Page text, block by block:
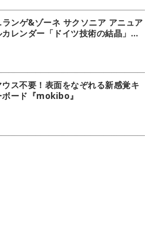
ンゲ&ゾーネ サクソニア アニュア
カレンダー「ドイツ技術の結晶」
ウス不要！表面をなぞれる新感覚キ
ボード『mokibo』